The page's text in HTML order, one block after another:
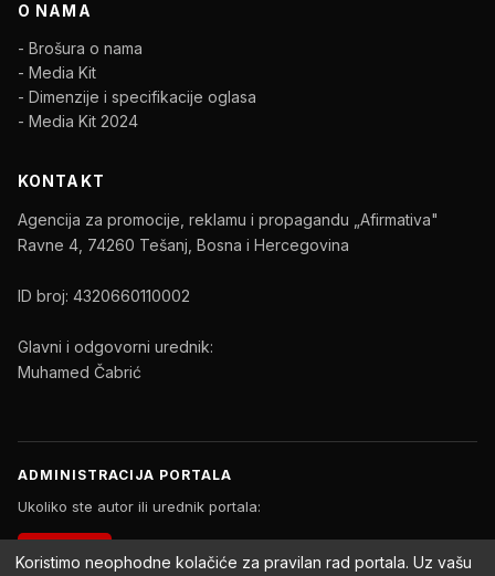
O NAMA
- Brošura o nama
- Media Kit
- Dimenzije i specifikacije oglasa
- Media Kit 2024
KONTAKT
Agencija za promocije, reklamu i propagandu „Afirmativa"
Ravne 4, 74260 Tešanj, Bosna i Hercegovina
ID broj: 4320660110002
Glavni i odgovorni urednik:
Muhamed Čabrić
ADMINISTRACIJA PORTALA
Ukoliko ste autor ili urednik portala:
Koristimo neophodne kolačiće za pravilan rad portala. Uz vašu